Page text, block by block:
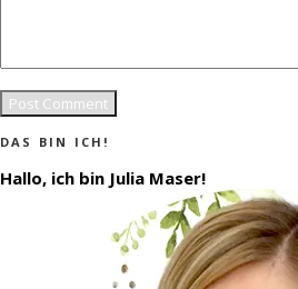
DAS BIN ICH!
Hallo, ich bin Julia Maser!